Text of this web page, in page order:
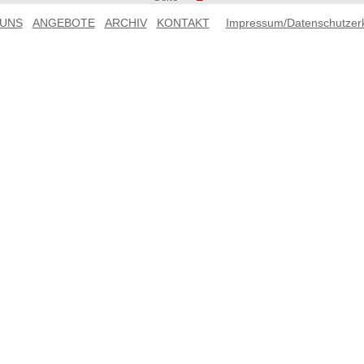
ANGEBOTE ARCHIV KONTAKT Impressum/